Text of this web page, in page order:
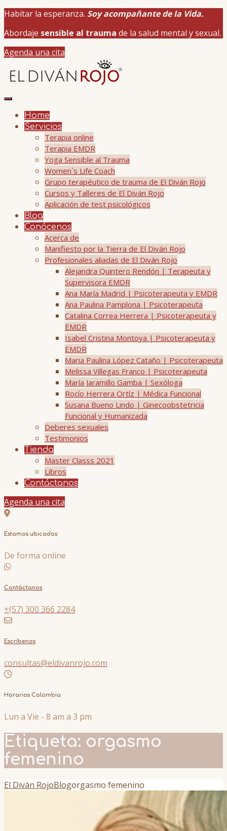
Habitar la esperanza. Soy acompañante de la Vida.
Abordaje sensible al trauma de la salud mental y sexual.
Agenda una cita
Home
Servicios
Terapia online
Terapia EMDR
Yoga Sensible al Trauma
Women´s Life Coach
Grupo terapéutico de trauma de El Diván Rojo
Cursos y Talleres de El Diván Rojo
Aplicación de test psicológicos
Blog
Conócenos
Acerca de
Manifiesto por la Tierra de El Diván Rojo
Profesionales aliadas de El Diván Rojo
Alejandra Quintero Rendón | Terapeuta y
Supervisora EMDR
Ana María Madrid | Psicoterapeuta y EMDR
Ana Paulina Pamplona | Psicoterapeuta
Catalina Correa Herrera | Psicoterapeuta y
EMDR
Isabel Cristina Montoya | Psicoterapeuta y
EMDR
Maria Paulina López Cataño | Psicoterapeuta
Melissa Villegas Franco | Psicoterapeuta
María Jaramillo Gamba | Sexóloga
Rocío Herrera Ortíz | Médica Funcional
Susana Bueno Lindo | Ginecoobstetricia
Funcional y Humanizada
Deberes sexuales
Testimonios
Tienda
Master Classs 2021
Libros
Contáctanos
Agenda una cita
Estamos ubicados
De forma online
Contáctanos
+(57) 300 366 2284
Escríbenos
consultas@eldivanrojo.com
Horarios Colombia
Lun a Vie - 8 am a 3 pm
Etiqueta: orgasmo
femenino
El Diván RojoBlogorgasmo femenino